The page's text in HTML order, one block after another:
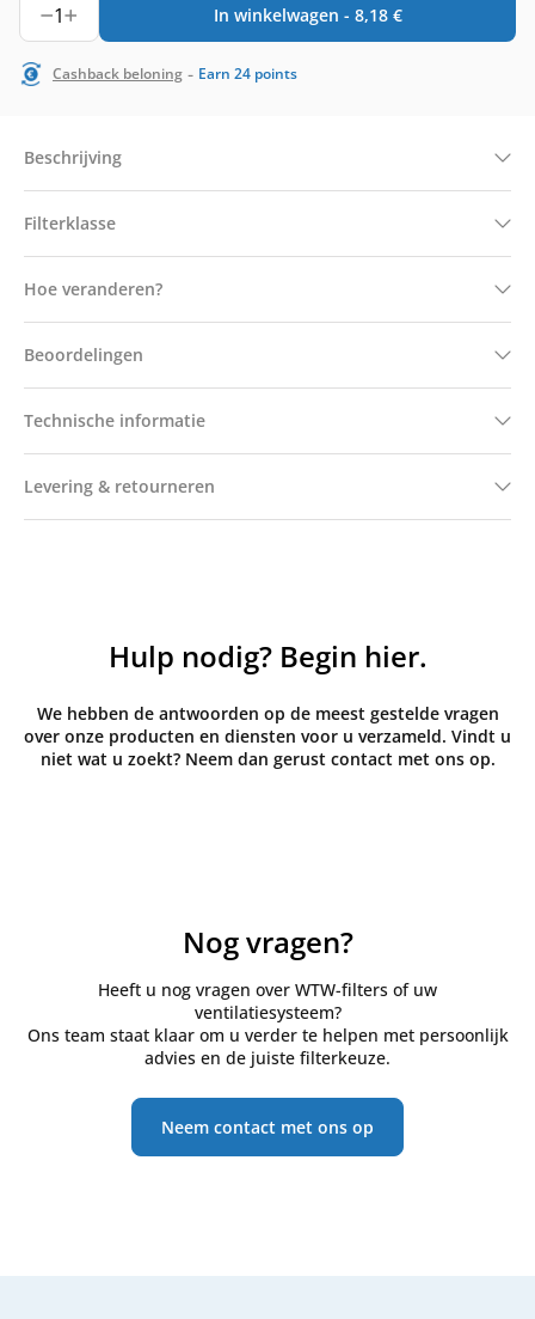
1 In winkelwagen - 8,18 €
Cashback beloning - Earn 24 points
Beschrijving
Filterklasse
Hoe veranderen?
Beoordelingen
Technische informatie
Levering & retourneren
Hulp nodig? Begin hier.
We hebben de antwoorden op de meest gestelde vragen
over onze producten en diensten voor u verzameld. Vindt u
niet wat u zoekt? Neem dan gerust contact met ons op.
Nog vragen?
Heeft u nog vragen over WTW-filters of uw
ventilatiesysteem?
Ons team staat klaar om u verder te helpen met persoonlijk
advies en de juiste filterkeuze.
Neem contact met ons op